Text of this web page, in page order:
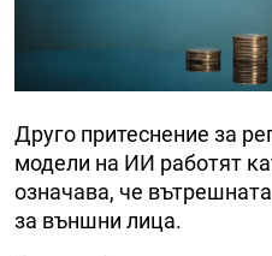
Друго притеснение за
модели на ИИ работят
означава, че
за външни лица.